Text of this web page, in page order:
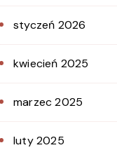
styczeń 2026
kwiecień 2025
marzec 2025
luty 2025